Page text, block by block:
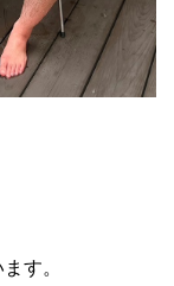
す。